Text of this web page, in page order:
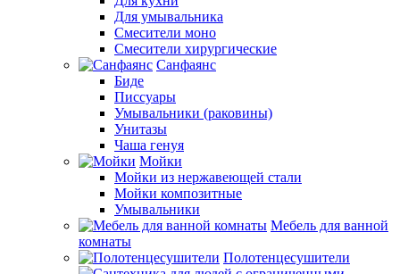
Для умывальника
Смесители моно
Смесители хирургические
Санфаянс
Биде
Писсуары
Умывальники (раковины)
Унитазы
Чаша генуя
Мойки
Мойки из нержавеющей стали
Мойки композитные
Умывальники
Мебель для ванной
комнаты
Полотенцесушители